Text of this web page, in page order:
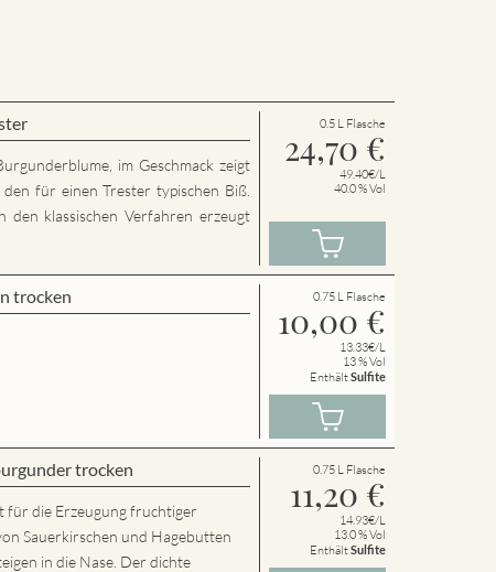
im Geschmack zeigt
für einen Trester typischen Biß.
den klassischen Verfahren erzeugt
0.5 L Flasche
24,70 €
49.40€/L
40.0 % Vol
trocken 0.75 L Flasche
10,00 €
13.33€/L
13 % Vol
EnthältSulfite
trocken
für die Erzeugung fruchtiger
Sauerkirschen und Hagebutten
in die Nase. Der dichte
0.75 L Flasche
11,20 €
14.93€/L
13.0 % Vol
EnthältSulfite